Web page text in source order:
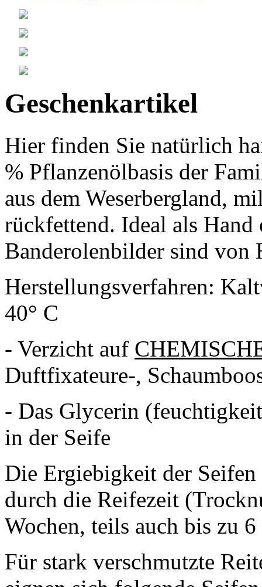
Geschenkartikel
Hier finden Sie natürlich
% Pflanzenölbasis der
aus dem Weserbergland,
rückfettend. Ideal als
Banderolenbilder sind von
Herstellungsverfahren:
40° C
- Verzicht auf
Duftfixateure-,
- Das Glycerin
in der Seife
Die Ergiebigkeit der
durch die Reifezeit
Wochen, teils auch bis zu
Für stark verschmutzte